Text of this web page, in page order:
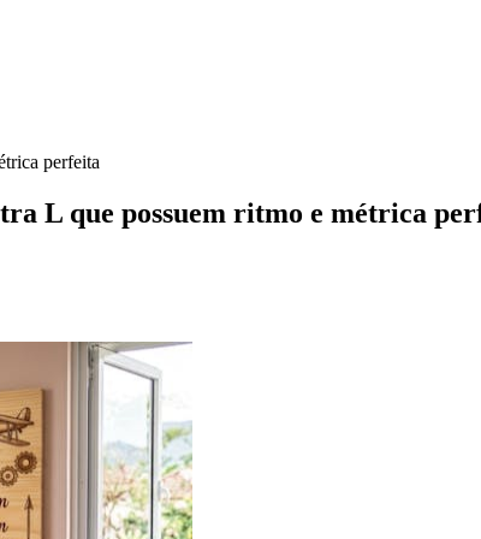
perfeita
L que possuem ritmo e métrica